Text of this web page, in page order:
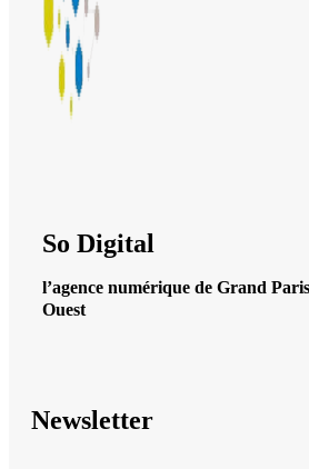
So Digital
l’agence numérique de Grand
Ouest
Newsletter